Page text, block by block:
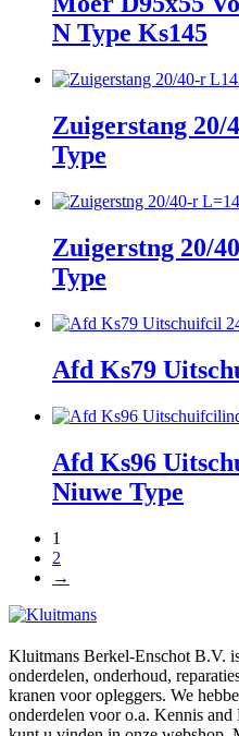
N Type Ks145
Zuigerstang 20/
Type
Zuigerstng 20/
Type
Afd Ks79
Afd Ks96
Niuwe Type
1
2
→
Kluitmans Berkel-Enschot B.V.
onderdelen, onderhoud,
kranen voor opleggers. We
onderdelen voor o.a. Kennis